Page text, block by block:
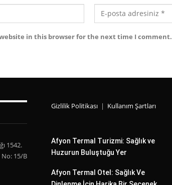
in this browser for the next time I comment.
1542.
No: 15/B
Gizlilik Politikası | Kullanım Şartları
Afyon Termal Turizmi: Sağlık ve
Huzurun Buluştuğu Yer
Afyon Termal Otel: Sağlık Ve